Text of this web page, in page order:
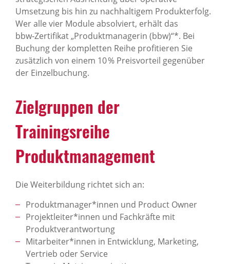
Umsetzung bis hin zu nachhaltigem Produkterfolg.
Wer alle vier Module absolviert, erhält das
bbw‑Zertifikat „Produktmanagerin (bbw)“*. Bei
Buchung der kompletten Reihe profitieren Sie
zusätzlich von einem 10 % Preisvorteil gegenüber
der Einzelbuchung.
Zielgruppen der
Trainingsreihe
Produktmanagement
Die Weiterbildung richtet sich an:
Produktmanager*innen und Product Owner
Projektleiter*innen und Fachkräfte mit
Produktverantwortung
Mitarbeiter*innen in Entwicklung, Marketing,
Vertrieb oder Service